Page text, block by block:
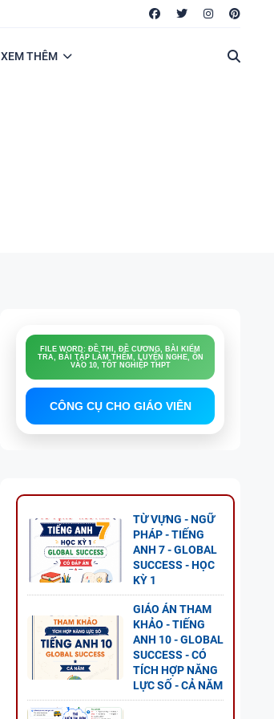
XEM THÊM
FILE WORD: ĐỀ THI, ĐỀ CƯƠNG, BÀI KIỂM
TRA, BÀI TẬP LÀM THÊM, LUYỆN NGHE, ÔN
VÀO 10, TỐT NGHIỆP THPT
CÔNG CỤ CHO GIÁO VIÊN
TỪ VỰNG - NGỮ
PHÁP - TIẾNG
ANH 7 - GLOBAL
SUCCESS - HỌC
KỲ 1
GIÁO ÁN THAM
KHẢO - TIẾNG
ANH 10 - GLOBAL
SUCCESS - CÓ
TÍCH HỢP NĂNG
LỰC SỐ - CẢ NĂM